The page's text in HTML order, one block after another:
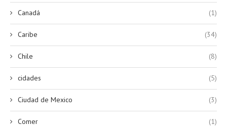
Canadá (1)
Caribe (34)
Chile (8)
cidades (5)
Ciudad de Mexico (3)
Comer (1)